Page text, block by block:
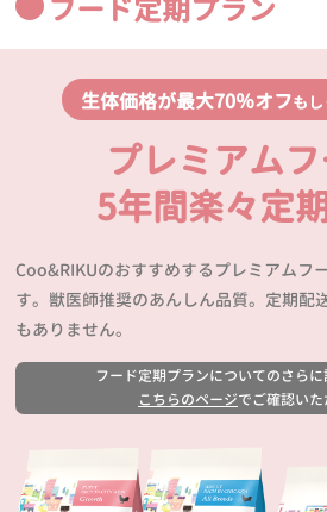
フード定期プラン
生体価格が最大70％オフも
プレミアム
5年間楽々定
Coo&RIKUのおすすめするプレミアムフ
す。獣医師推奨のあんしん品質。定期配
もありません。
フード定期プランについてのさらに
こちらのページでご確認いた